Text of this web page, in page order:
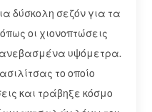
δύσκολη σεζόν για τα
οι χιονοπτώσεις
ανεβασμένα υψόμετρα.
το οποίο
και τράβηξε κόσμο